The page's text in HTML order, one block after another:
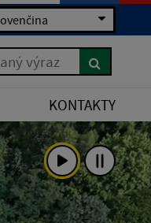
výraz
KONTAKTY